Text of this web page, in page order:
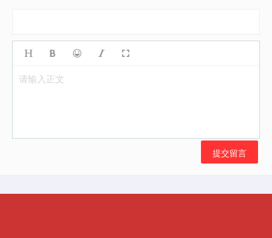
请输入正文
提交留言